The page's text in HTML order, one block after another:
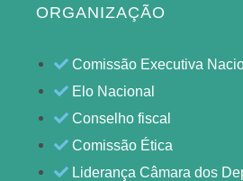
ORGANIZAÇÃO
Comissão Executiva
Elo Nacional
Conselho fiscal
Comissão Ética
Liderança Câmara dos